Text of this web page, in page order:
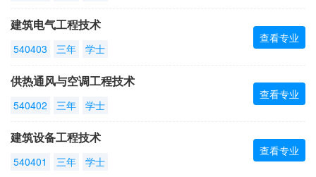
建筑电气工程技术
540403 三年 学士
查看专业
供热通风与空调工程技术
540402 三年 学士
查看专业
建筑设备工程技术
540401 三年 学士
查看专业